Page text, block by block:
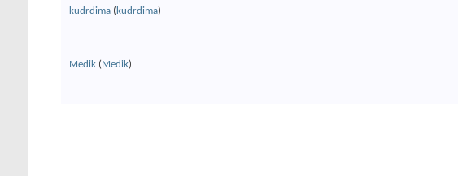
kudrdima ( kudrdima)
Medik (Medik)